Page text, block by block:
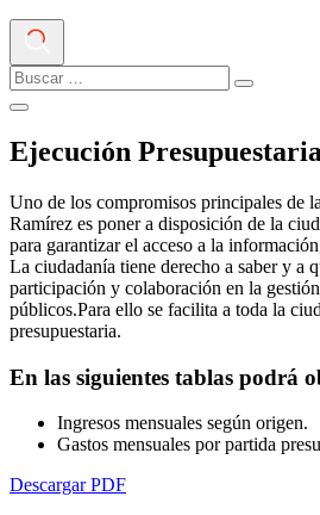
Ejecución Presupuestaria
Uno de los compromisos principales de
Ramírez es poner a disposición de la
para garantizar el acceso a la
La ciudadanía tiene derecho a saber y a
participación y colaboración en la
públicos.Para ello se facilita a toda la
presupuestaria.
En las siguientes tablas podrá
Ingresos mensuales según origen.
Gastos mensuales por partida
Descargar PDF